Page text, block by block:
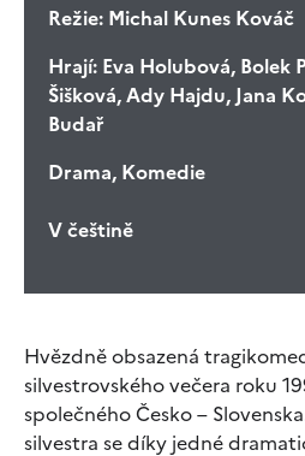
Režie: Michal Kunes Kováč
Hrají: Eva Holubová, Bolek
Šišková, Ady Hajdu, Jana
Budař
Drama, Komedie
V češtině
Hvězdně obsazená
silvestrovského večera roku
společného Česko –
silvestra se díky jedné